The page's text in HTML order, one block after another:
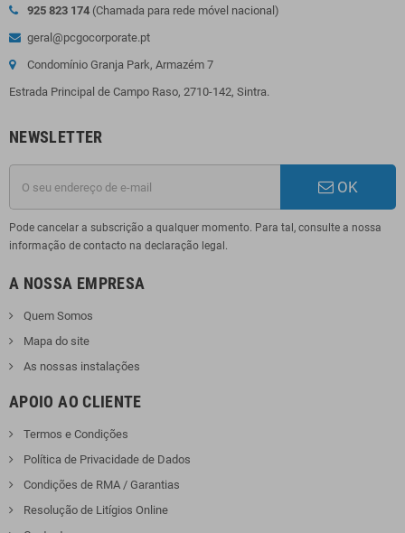
925 823 174 (Chamada para rede móvel nacional)
geral@pcgocorporate.pt
Condomínio Granja Park, Armazém 7
Estrada Principal de Campo Raso, 2710-142, Sintra.
NEWSLETTER
OK
Pode cancelar a subscrição a qualquer momento. Para tal, consulte a nossa
informação de contacto na declaração legal.
A NOSSA EMPRESA
Quem Somos
Mapa do site
As nossas instalações
APOIO AO CLIENTE
Termos e Condições
Política de Privacidade de Dados
Condições de RMA / Garantias
Resolução de Litígios Online